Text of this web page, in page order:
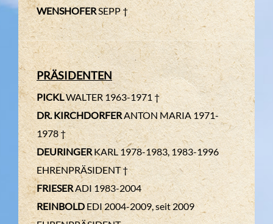
WENSHOFERSEPP †
PRÄSIDENTEN
PICKLWALTER 1963-1971 †
DR. KIRCHDORFERANTON MARIA 1971-
1978 †
DEURINGERKARL 1978-1983, 1983-1996
EHRENPRÄSIDENT †
FRIESERADI 1983-2004
REINBOLDEDI 2004-2009, seit 2009